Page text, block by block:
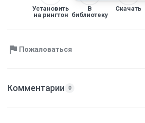
Установить
на рингтон
В
библиотеку
Скачать
Пожаловаться
Комментарии 0